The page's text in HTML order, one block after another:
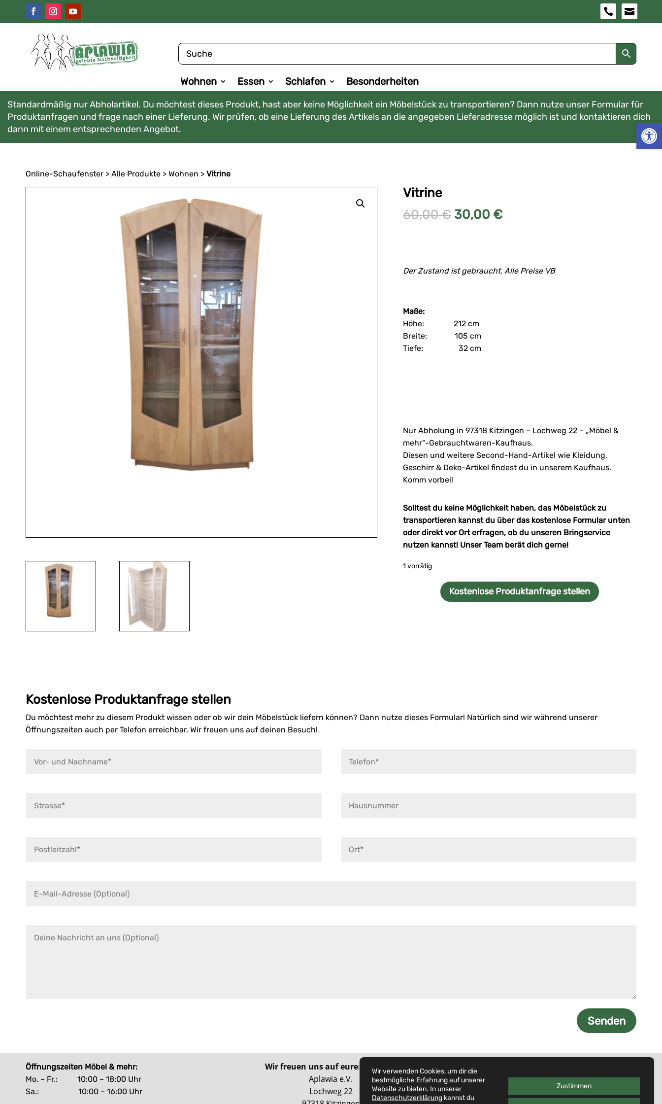
 
Wohnen Essen Schlafen Besonderheiten
Standardmäßig nur Abholartikel. Du möchtest dieses Produkt, hast aber keine Möglichkeit ein Möbelstück zu transportieren? Dann nutze unser Formular für
Produktanfragen und frage nach einer Lieferung. Wir prüfen, ob eine Lieferung des Artikels an die angegeben Lieferadresse möglich ist und kontaktieren dich
dann mit einem entsprechenden Angebot.
Online-Schaufenster > Alle Produkte > Wohnen > Vitrine
Vitrine
60,00€ Ursprünglicher
30,00 €Aktueller
Der Zustand ist gebraucht. Alle Preise VB
Maße:
Höhe: 212 cm
Breite: 105 cm
Tiefe: 32 cm
Nur Abholung in 97318 Kitzingen – Lochweg 22 – „Möbel &
mehr“-Gebrauchtwaren-Kaufhaus.
Diesen und weitere Second-Hand-Artikel wie Kleidung,
Geschirr & Deko-Artikel findest du in unserem Kaufhaus.
Komm vorbei!
Solltest du keine Möglichkeit haben, das Möbelstück zu
transportieren kannst du über das kostenlose Formular unten
oder direkt vor Ort erfragen, ob du unseren Bringservice
nutzen kannst! Unser Team berät dich gerne!
1 vorrätig
Kostenlose Produktanfrage stellen
Kostenlose Produktanfrage stellen
Du möchtest mehr zu diesem Produkt wissen oder ob wir dein Möbelstück liefern können? Dann nutze dieses Formular! Natürlich sind wir während unserer
Öffnungszeiten auch per Telefon erreichbar. Wir freuen uns auf deinen Besuch!
Senden
Öffnungszeiten Möbel & mehr:
Mo. – Fr.: 10:00 – 18:00 Uhr
Sa.: 10:00 – 16:00 Uhr
Wir freuen uns auf euren Besuch:
Aplawia e.V.
Lochweg 22
AGB
Anfahrt
Wir verwenden Cookies, um dir die
bestmögliche Erfahrung auf unserer
Website zu bieten. In unserer
Datenschutzerklärung kannst du
Zustimmen